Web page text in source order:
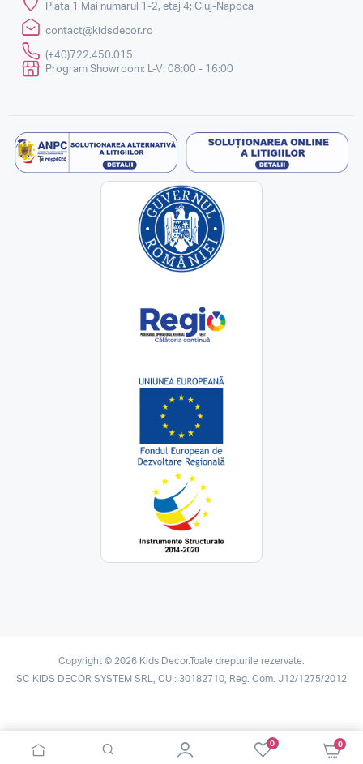
0 0
Piata 1 Mai numarul 1-2, etaj 4; Cluj-Napoca
contact@kidsdecor.ro
(+40)722.450.015
Program Showroom: L-V: 08:00 - 16:00
Copyright © 2026 Kids Decor.Toate drepturile rezervate.
SC KIDS DECOR SYSTEM SRL, CUI: 30182710, Reg. Com. J12/1275/2012